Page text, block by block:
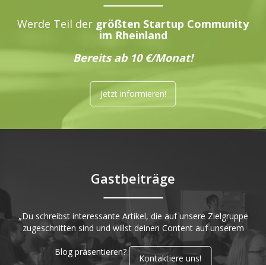
Werde Teil der größten Startup Community
im Rheinland
Bereits ab 10 €/Monat!
Jetzt informieren!
Gastbeiträge
„Du schreibst interessante Artikel, die auf unsere Zielgruppe
zugeschnitten sind und willst deinen Content auf unserem
Blog präsentieren?
Kontaktiere uns!